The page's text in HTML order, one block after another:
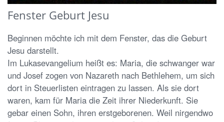
Fenster Geburt Jesu
Beginnen möchte ich mit dem Fenster, das die Geburt
Jesu darstellt.
Im Lukasevangelium heißt es: Maria, die schwanger war
und Josef zogen von Nazareth nach Bethlehem, um sich
dort in Steuerlisten eintragen zu lassen. Als sie dort
waren, kam für Maria die Zeit ihrer Niederkunft. Sie
gebar einen Sohn, ihren erstgeborenen. Weil nirgendwo